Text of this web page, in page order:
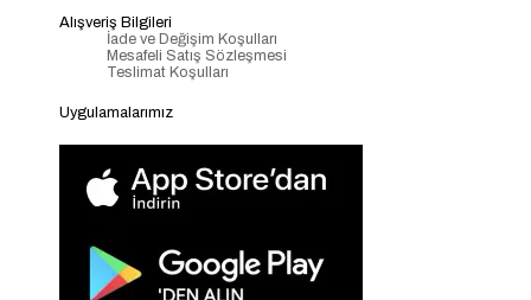
Alışveriş Bilgileri
İade ve Değişim Koşulları
Mesafeli Satış Sözleşmesi
Teslimat Koşulları
Uygulamalarımız